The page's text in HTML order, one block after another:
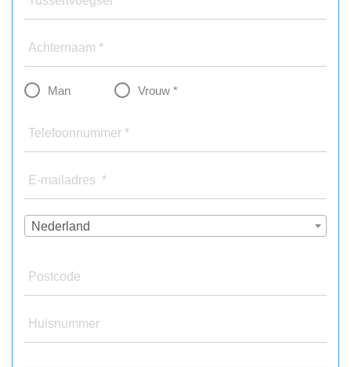
Achternaam *
Man Vrouw *
Telefoonnummer *
E-mailadres *
Nederland
Postcode
Huisnummer